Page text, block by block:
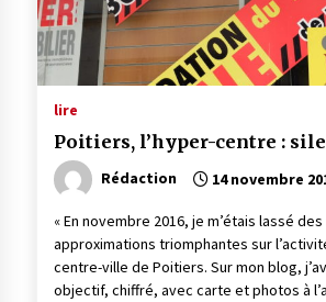
lire
Poitiers, l’hyper-centre :
Rédaction 14 novembre
« En novembre 2016, je m’étais lassé
approximations triomphantes sur
centre-ville de Poitiers. Sur mon blog,
objectif, chiffré, avec carte et photos à